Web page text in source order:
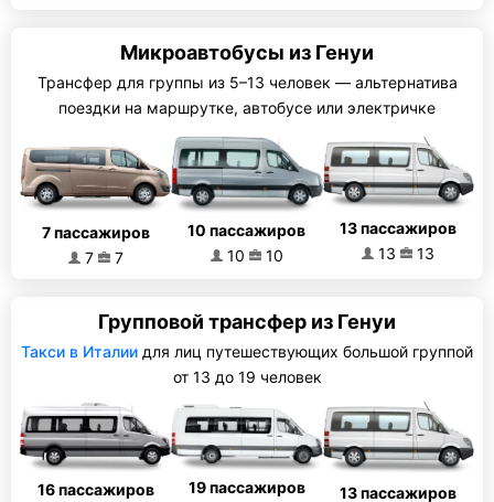
Микроавтобусы из Генуи
Трансфер для группы из 5–13 человек — альтернатива
поездки на маршрутке, автобусе или электричке
7 пассажиров
7
7
10 пассажиров
10
10
13 пассажиров
13
13
Групповой трансфер из Генуи
Такси в Италии для лиц путешествующих большой группой
от 13 до 19 человек
16 пассажиров
19 пассажиров
13 пассажиров